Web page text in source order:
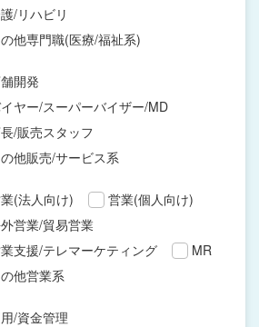
/リハビリ
他専門職(医療/福祉系)
開発
ヤー/スーパーバイザー/MD
/販売スタッフ
他販売/サービス系
(法人向け)
営業(個人向け)
営業/貿易営業
支援/テレマーケティング
MR
他営業系
/資金管理